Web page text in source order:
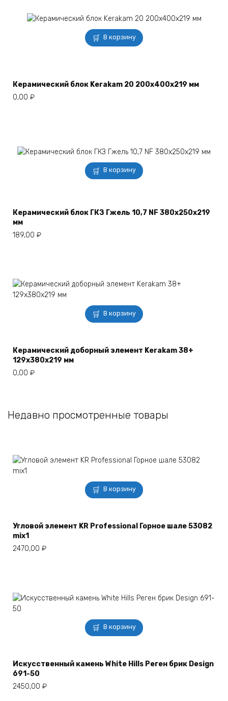
В корзину
Керамический блок Kerakam 20 200х400х219 мм
0,00 ₽
В корзину
Керамический блок ГКЗ Гжель 10,7 NF 380х250х219
мм
189,00 ₽
В корзину
Керамический доборный элемент Kerakam 38+
129х380х219 мм
0,00 ₽
Недавно просмотренные товары
В корзину
Угловой элемент KR Professional Горное шале 53082
mix1
2470,00 ₽
В корзину
Искусственный камень White Hills Реген брик Design
691-50
2450,00 ₽